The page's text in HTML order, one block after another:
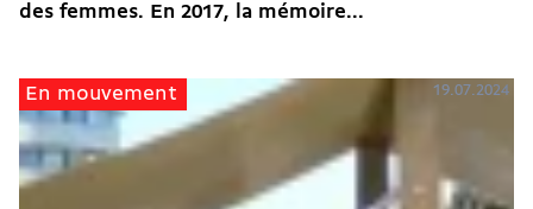
des femmes. En 2017, la mémoire...
En mouvement 19.07.2024